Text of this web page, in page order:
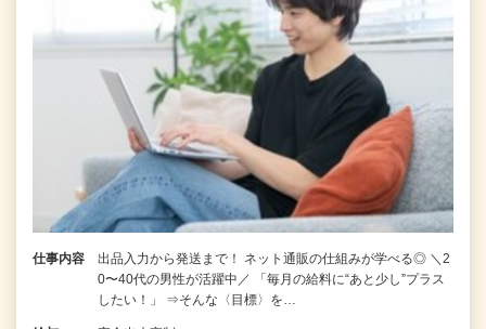
仕事内容
出品入力から発送まで！ ネット通販の仕組みが学べる◎ ＼2
0〜40代の男性が活躍中／ 「毎月の給料に“あと少し”プラス
したい！」 ⇒そんな〈目標〉を…